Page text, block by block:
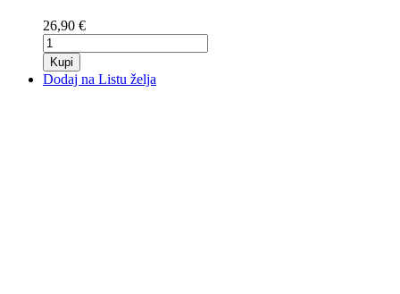
26,90 €
Kupi
Dodaj na Listu želja